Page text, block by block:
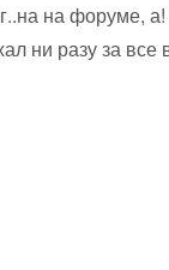
г..на на форуме,
ни разу за